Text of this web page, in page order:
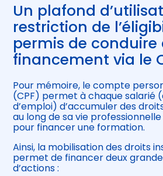
Un plafond
restriction de
permis de conduire
financement via le
Pour mémoire, le compte
(CPF) permet à chaque salarié
d’emploi) d’accumuler des
au long de sa vie
pour financer une formation.
Ainsi, la mobilisation des droits
permet de financer deux
d’actions :